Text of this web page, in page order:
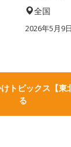
全国
2026年5月9
トピックス【東
る